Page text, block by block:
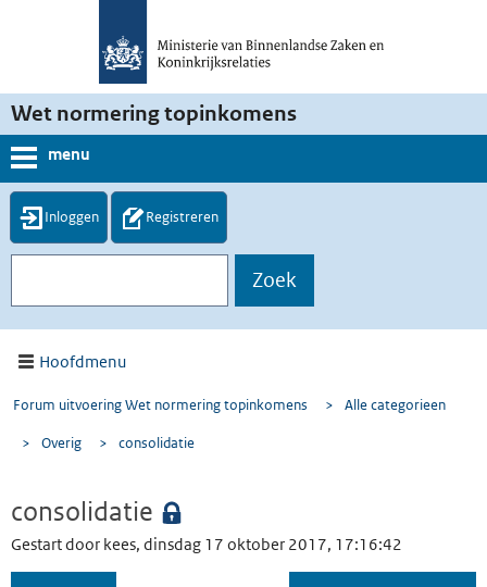
Wet normering topinkomens
menu
Inloggen Registreren
Hoofdmenu
Forum uitvoering Wet normering topinkomens > Alle categorieen
> Overig > consolidatie
consolidatie
Gestart door kees, dinsdag 17 oktober 2017, 17:16:42